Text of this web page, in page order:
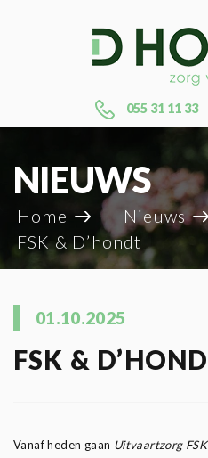
055 31 11 33
NIEUWS
Home
Nieuws
FSK & D’hondt
01.10.2025
FSK &
Vanaf heden gaan Uitvaartzorg FSK